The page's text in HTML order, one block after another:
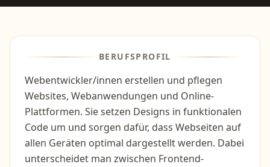
BERUFSPROFIL
Webentwickler/innen erstellen und pflegen
Websites, Webanwendungen und Online-
Plattformen. Sie setzen Designs in funktionalen
Code um und sorgen dafür, dass Webseiten auf
allen Geräten optimal dargestellt werden. Dabei
unterscheidet man zwischen Frontend-